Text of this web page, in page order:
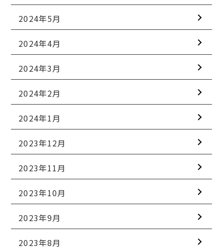
2024年5月
2024年4月
2024年3月
2024年2月
2024年1月
2023年12月
2023年11月
2023年10月
2023年9月
2023年8月